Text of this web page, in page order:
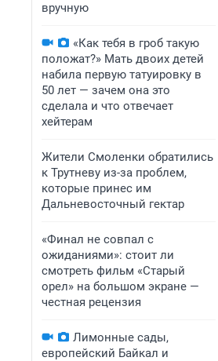
вручную
«Как тебя в гроб такую
положат?» Мать двоих детей
набила первую татуировку в
50 лет — зачем она это
сделала и что отвечает
хейтерам
Жители Смоленки обратились
к Трутневу из-за проблем,
которые принес им
Дальневосточный гектар
«Финал не совпал с
ожиданиями»: стоит ли
смотреть фильм «Старый
орел» на большом экране —
честная рецензия
Лимонные сады,
европейский Байкал и